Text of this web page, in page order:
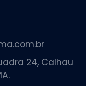
24, Calhau